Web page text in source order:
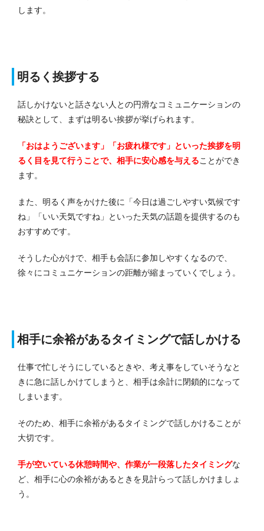
します。
明るく挨拶する
話しかけないと話さない人との円滑なコミュニケーションの
秘訣として、まずは明るい挨拶が挙げられます。
「おはようございます」「お疲れ様です」といった挨拶を明
るく目を見て行うことで、相手に安心感を与えることができ
ます。
また、明るく声をかけた後に「今日は過ごしやすい気候です
ね」「いい天気ですね」といった天気の話題を提供するのも
おすすめです。
そうした心がけで、相手も会話に参加しやすくなるので、
徐々にコミュニケーションの距離が縮まっていくでしょう。
相手に余裕があるタイミングで話しかける
仕事で忙しそうにしているときや、考え事をしていそうなと
きに急に話しかけてしまうと、相手は余計に閉鎖的になって
しまいます。
そのため、相手に余裕があるタイミングで話しかけることが
大切です。
手が空いている休憩時間や、作業が一段落したタイミングな
ど、相手に心の余裕があるときを見計らって話しかけましょ
う。